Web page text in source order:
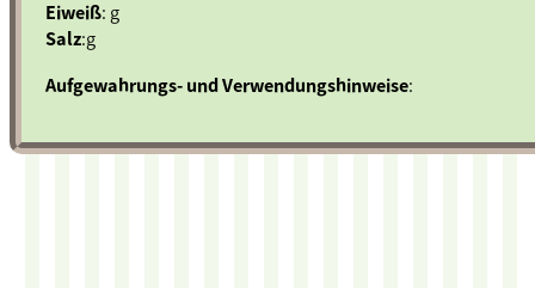
Eiweiß: g
Salz:g
Aufgewahrungs- und Verwendungshinweise: